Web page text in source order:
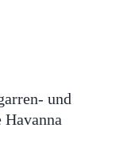
und
Havanna